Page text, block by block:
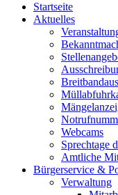
Startseite
Aktuelles
Webcams
Sprechtage
Amtliche
Bürgerservice &
Verwaltung